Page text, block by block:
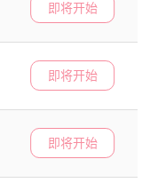
即将开始
即将开始
即将开始